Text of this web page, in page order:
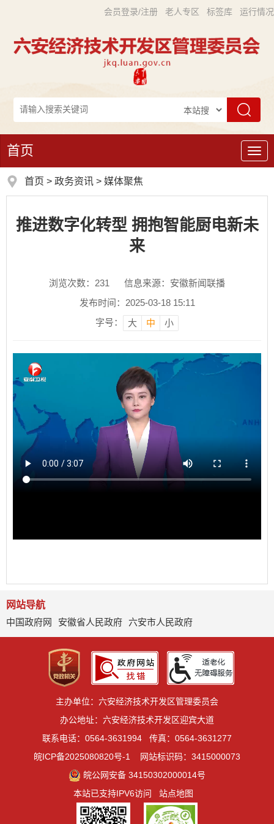
会员登录/注册 老人专区 标签库 运行情况
导
航
首页
首页 > 政务资讯 > 媒体聚焦
推进数字化转型 拥抱智能厨电新未
来
浏览次数： 231
信息来源：安徽新闻联播
发布时间：2025-03-18 15:11
字号：
大 中 小
网站导航
中国政府网
安徽省人民政府 六安市人民政府
主办单位：六安经济技术开发区管理委员会
办公地址：六安经济技术开发区迎宾大道
联系电话：0564-3631994
传真：0564-3631277
皖ICP备2025080820号-1
网站标识码：3415000073
皖公网安备 34150302000014号
本站已支持IPV6访问
站点地图